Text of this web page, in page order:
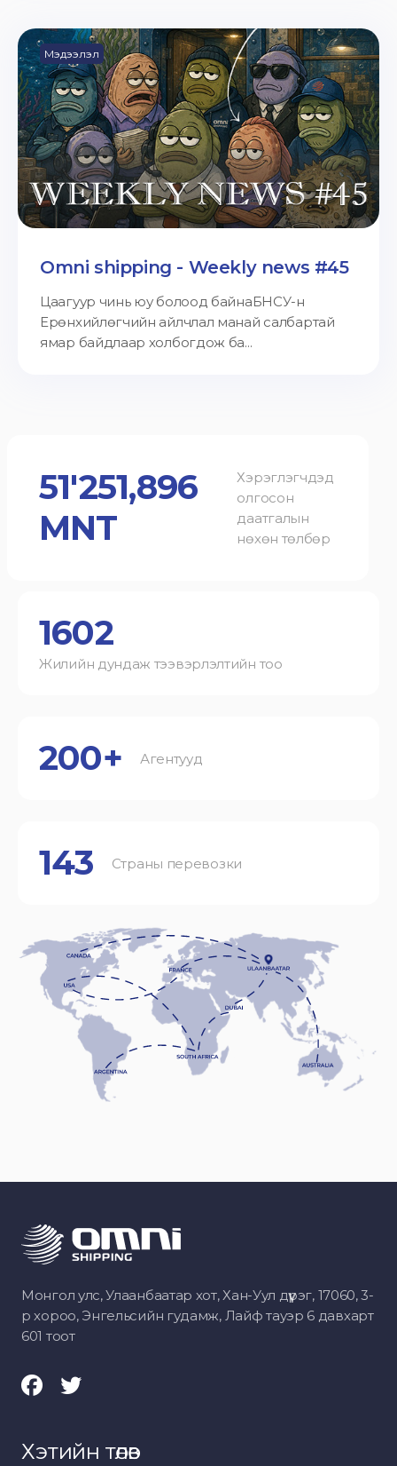
Мэдээлэл
Omni shipping - Weekly news #45
Цаагуур чинь юу болоод байнаБНСУ-н
Ерөнхийлөгчийн айлчлал манай салбартай
ямар байдлаар холбогдож ба...
51'251,896
MNT
Хэрэглэгчдэд
олгосон
даатгалын
нөхөн төлбөр
1602
Жилийн дундаж тээвэрлэлтийн тоо
200+ Агентууд
143 Страны перевозки
Монгол улс, Улаанбаатар хот, Хан-Уул дүүрэг, 17060, 3-
р хороо, Энгельсийн гудамж, Лайф тауэр 6 давхарт
601 тоот
Хэтийн төлөв